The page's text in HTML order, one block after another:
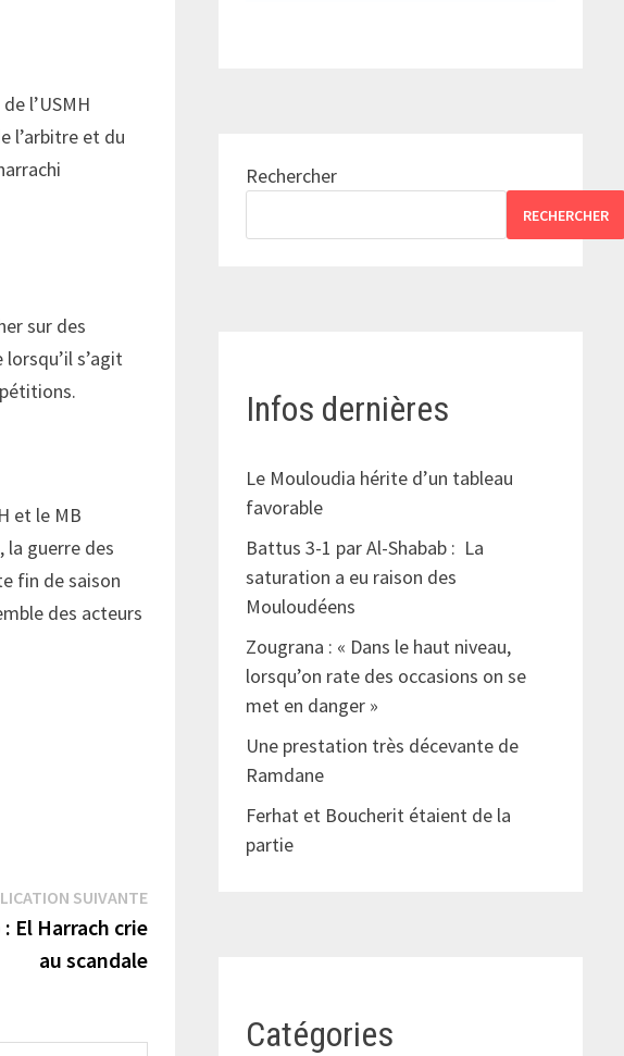
l’USMH
l’arbitre et du
sur des
s’agit
et le MB
la guerre des
fin de saison
des acteurs
SUIVANTEPublication
suivante :
El Harrach crie
au scandale
Rechercher
RECHERCHER
Infos dernières
Le Mouloudia hérite d’un tableau
favorable
Battus 3-1 par Al-Shabab : La
saturation a eu raison des
Mouloudéens
Zougrana : « Dans le haut niveau,
lorsqu’on rate des occasions on se
met en danger »
Une prestation très décevante de
Ramdane
Ferhat et Boucherit étaient de la
partie
Catégories